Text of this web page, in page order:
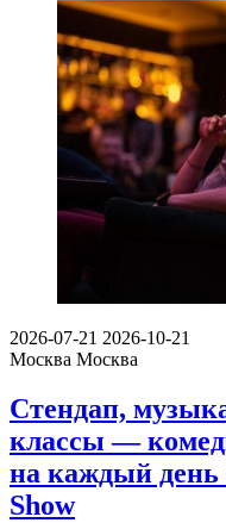
2026-07-21 2026-10-21
Москва Москва
Стендап,
классы —
на каждый день
Show